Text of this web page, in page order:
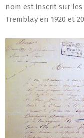
nom est inscrit sur
Tremblay en 1920 et